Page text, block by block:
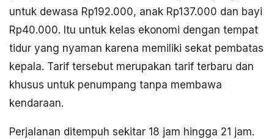
untuk dewasa Rp192.000, anak Rp137.000 dan bayi
Rp40.000. Itu untuk kelas ekonomi dengan tempat
tidur yang nyaman karena memiliki sekat pembatas
kepala. Tarif tersebut merupakan tarif terbaru dan
khusus untuk penumpang tanpa membawa
kendaraan.
Perjalanan ditempuh sekitar 18 jam hingga 21 jam.